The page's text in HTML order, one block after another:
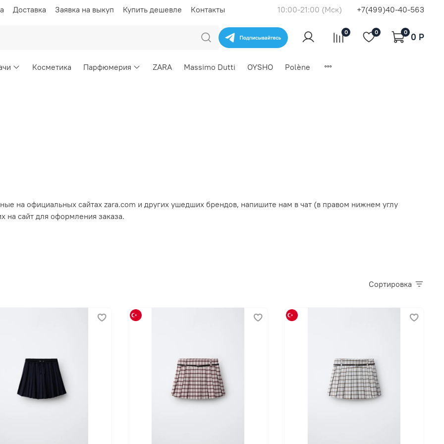
Доставка Заявка на выкуп Купить дешевле Контакты 10:00-21:00 (Мск) +7(499)40-40-563
0 0 0 0 P
Косметика Парфюмерия ZARA Massimo Dutti OYSHO Polène
на официальных сайтах zara.com и других ушедших брендов, напишите нам в чат (в правом нижнем углу
на сайт для оформления заказа.
Сортировка